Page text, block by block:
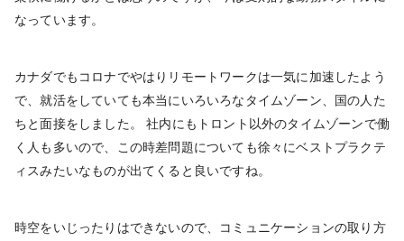
なっています。
カナダでもコロナでやはりリモートワークは一気に加速したよう
で、就活をしていても本当にいろいろなタイムゾーン、国の人た
ちと面接をしました。 社内にもトロント以外のタイムゾーンで働
く人も多いので、この時差問題についても徐々にベストプラクテ
ィスみたいなものが出てくると良いですね。
時空をいじったりはできないので、コミュニケーションの取り方